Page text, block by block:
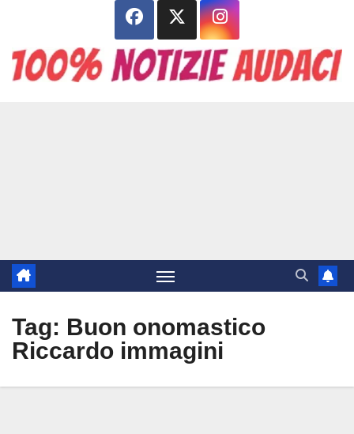
contenuto
Tag: Buon onomastico
Riccardo immagini